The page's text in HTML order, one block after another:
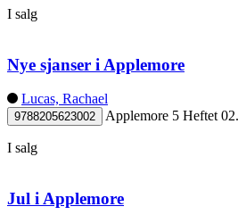
I salg
Nye sjanser i Applemore
Lucas, Rachael
9788205623002 Applemore 5 Heftet
I salg
Jul i Applemore